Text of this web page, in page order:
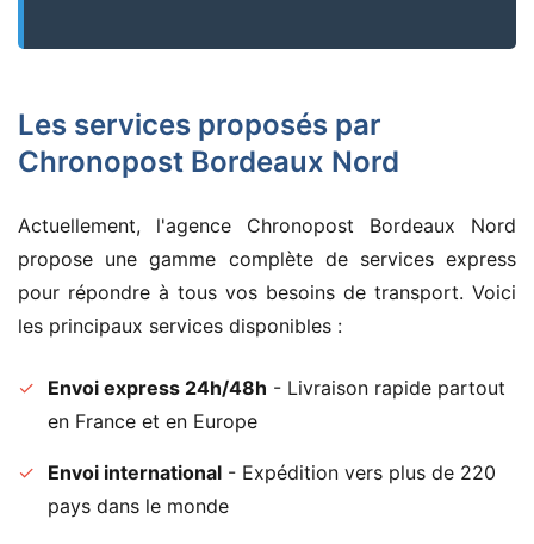
Les services proposés par
Chronopost Bordeaux Nord
Actuellement, l'agence Chronopost Bordeaux Nord
propose une gamme complète de services express
pour répondre à tous vos besoins de transport. Voici
les principaux services disponibles :
✓ Envoi express 24h/48h - Livraison rapide partout
en France et en Europe
✓ Envoi international - Expédition vers plus de 220
pays dans le monde